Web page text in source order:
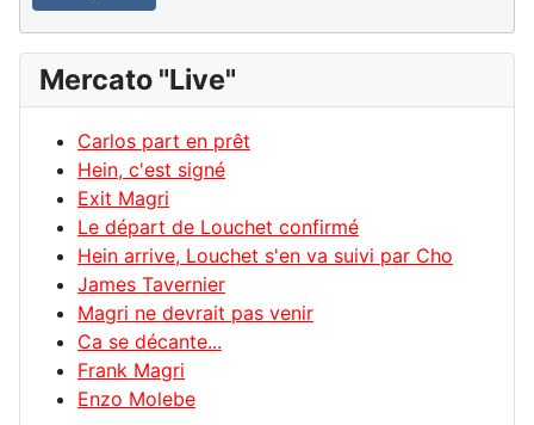
Mercato "Live"
Carlos part en prêt
Hein, c'est signé
Exit Magri
Le départ de Louchet confirmé
Hein arrive, Louchet s'en va suivi par Cho
James Tavernier
Magri ne devrait pas venir
Ca se décante...
Frank Magri
Enzo Molebe